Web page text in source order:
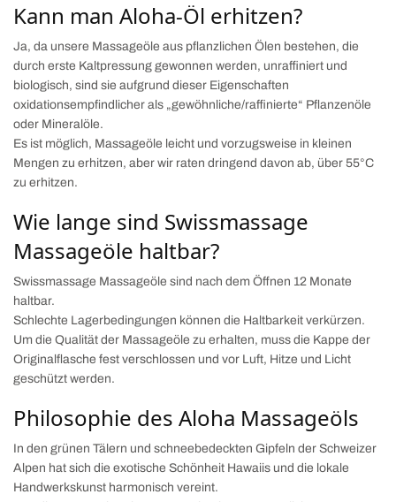
Kann man Aloha-Öl erhitzen?
Ja, da unsere Massageöle aus pflanzlichen Ölen bestehen, die
durch erste Kaltpressung gewonnen werden, unraffiniert und
biologisch, sind sie aufgrund dieser Eigenschaften
oxidationsempfindlicher als „gewöhnliche/raffinierte“ Pflanzenöle
oder Mineralöle.
Es ist möglich, Massageöle leicht und vorzugsweise in kleinen
Mengen zu erhitzen, aber wir raten dringend davon ab, über 55°C
zu erhitzen.
Wie lange sind Swissmassage
Massageöle haltbar?
Swissmassage Massageöle sind nach dem Öffnen 12 Monate
haltbar.
Schlechte Lagerbedingungen können die Haltbarkeit verkürzen.
Um die Qualität der Massageöle zu erhalten, muss die Kappe der
Originalflasche fest verschlossen und vor Luft, Hitze und Licht
geschützt werden.
Philosophie des Aloha Massageöls
In den grünen Tälern und schneebedeckten Gipfeln der Schweizer
Alpen hat sich die exotische Schönheit Hawaiis und die lokale
Handwerkskunst harmonisch vereint.